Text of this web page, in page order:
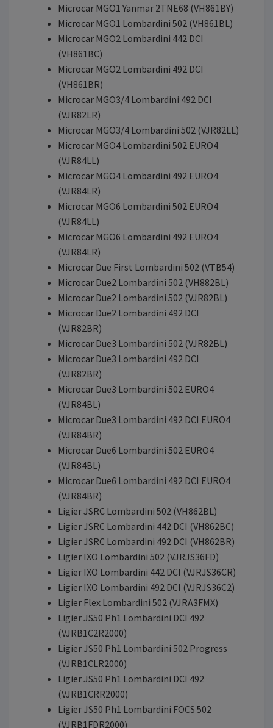
Microcar MGO1 Yanmar 2TNE68 (VH861BY)
Microcar MGO1 Lombardini 502 (VH861BL)
Microcar MGO2 Lombardini 442 DCI
(VH861BC)
Microcar MGO2 Lombardini 492 DCI
(VH861BR)
Microcar MGO3/4 Lombardini 492 DCI
(VJR82LR)
Microcar MGO3/4 Lombardini 502 (VJR82LL)
Microcar MGO4 Lombardini 502 EURO4
(VJR84LL)
Microcar MGO4 Lombardini 492 EURO4
(VJR84LR)
Microcar MGO6 Lombardini 502 EURO4
(VJR84LL)
Microcar MGO6 Lombardini 492 EURO4
(VJR84LR)
Microcar Due First Lombardini 502 (VTB54)
Microcar Due2 Lombardini 502 (VH882BL)
Microcar Due2 Lombardini 502 (VJR82BL)
Microcar Due2 Lombardini 492 DCI
(VJR82BR)
Microcar Due3 Lombardini 502 (VJR82BL)
Microcar Due3 Lombardini 492 DCI
(VJR82BR)
Microcar Due3 Lombardini 502 EURO4
(VJR84BL)
Microcar Due3 Lombardini 492 DCI EURO4
(VJR84BR)
Microcar Due6 Lombardini 502 EURO4
(VJR84BL)
Microcar Due6 Lombardini 492 DCI EURO4
(VJR84BR)
Ligier JSRC Lombardini 502 (VH862BL)
Ligier JSRC Lombardini 442 DCI (VH862BC)
Ligier JSRC Lombardini 492 DCI (VH862BR)
Ligier IXO Lombardini 502 (VJRJS36FD)
Ligier IXO Lombardini 442 DCI (VJRJS36CR)
Ligier IXO Lombardini 492 DCI (VJRJS36C2)
Ligier Flex Lombardini 502 (VJRA3FMX)
Ligier JS50 Ph1 Lombardini DCI 492
(VJRB1C2R2000)
Ligier JS50 Ph1 Lombardini 502 Progress
(VJRB1CLR2000)
Ligier JS50 Ph1 Lombardini DCI 492
(VJRB1CRR2000)
Ligier JS50 Ph1 Lombardini FOCS 502
(VJRB1FDR2000)